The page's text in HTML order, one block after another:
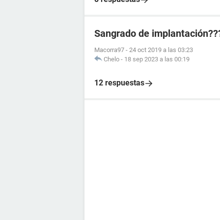
Sangrado de
Macorra97 - 24 oct 2019 a las 03:23
Chelo - 18 sep 2023 a las 00:19
12 respuestas